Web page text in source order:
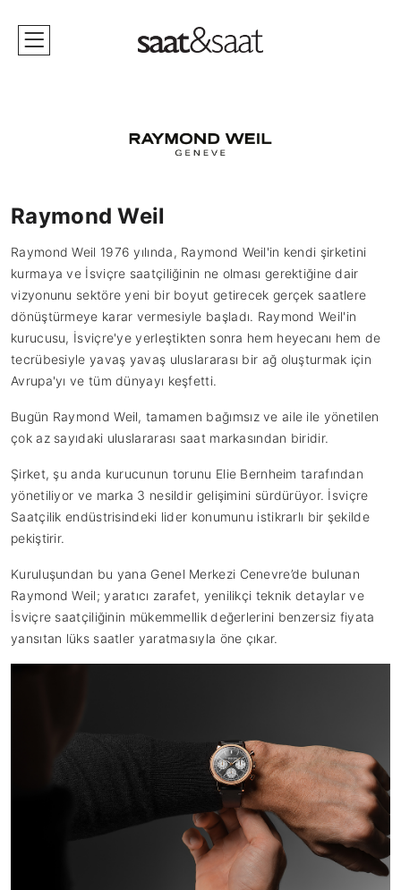
Raymond Weil
Raymond Weil 1976 yılında, Raymond Weil'in kendi şirketini
kurmaya ve İsviçre saatçiliğinin ne olması gerektiğine dair
vizyonunu sektöre yeni bir boyut getirecek gerçek saatlere
dönüştürmeye karar vermesiyle başladı. Raymond Weil'in
kurucusu, İsviçre'ye yerleştikten sonra hem heyecanı hem de
tecrübesiyle yavaş yavaş uluslararası bir ağ oluşturmak için
Avrupa'yı ve tüm dünyayı keşfetti.
Bugün Raymond Weil, tamamen bağımsız ve aile ile yönetilen
çok az sayıdaki uluslararası saat markasından biridir.
Şirket, şu anda kurucunun torunu Elie Bernheim tarafından
yönetiliyor ve marka 3 nesildir gelişimini sürdürüyor. İsviçre
Saatçilik endüstrisindeki lider konumunu istikrarlı bir şekilde
pekiştirir.
Kuruluşundan bu yana Genel Merkezi Cenevre’de bulunan
Raymond Weil; yaratıcı zarafet, yenilikçi teknik detaylar ve
İsviçre saatçiliğinin mükemmellik değerlerini benzersiz fiyata
yansıtan lüks saatler yaratmasıyla öne çıkar.